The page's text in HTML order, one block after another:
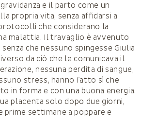
e il parto come un
propria vita, senza affidarsi a
che considerano la
malattia. Il travaglio è avvenuto
che nessuno spingesse Giulia
da ciò che le comunicava il
nessuna perdita di sangue,
stress, hanno fatto sì che
in forma e con una buona energia.
placenta solo dopo due giorni,
prime settimane a poppare e